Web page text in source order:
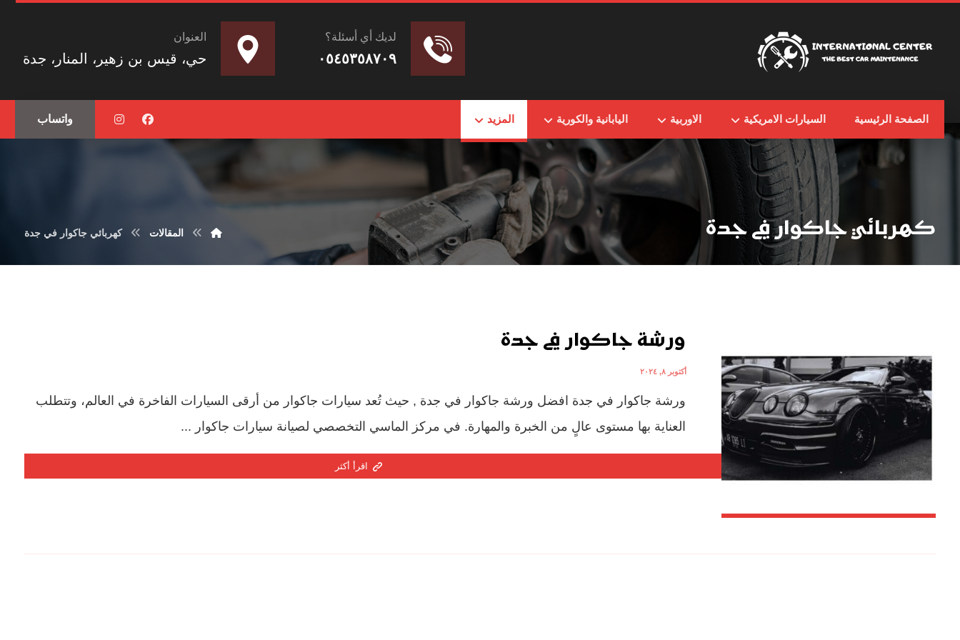
العنوان
حي، قيس بن زهير، المنار، جدة
لديك أي أسئلة؟
٠٥٤٥٣٥٨٧٠٩
الصفحة الرئيسية السيارات الامريكية الاوربية اليابانية والكورية المزيد واتساب
كهربائي جاكوار في جدة المقالات كهربائي جاكوار في جدة
ورشة جاكوار في جدة
أكتوبر ٨, ٢٠٢٤
ورشة جاكوار في جدة افضل ورشة جاكوار في جدة , حيث تُعد سيارات جاكوار من أرقى السيارات الفاخرة في العالم، وتتطلب
العناية بها مستوى عالٍ من الخبرة والمهارة. في مركز الماسي التخصصي لصيانة سيارات جاكوار ...
اقرأ أكثر